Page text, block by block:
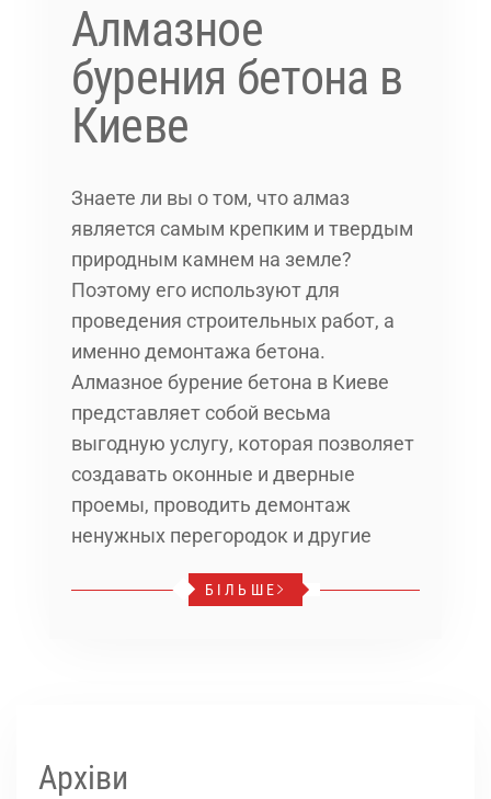
Алмазное
бурения бетона в
Киеве
Знаете ли вы о том, что алмаз
является самым крепким и твердым
природным камнем на земле?
Поэтому его используют для
проведения строительных работ, а
именно демонтажа бетона.
Алмазное бурение бетона в Киеве
представляет собой весьма
выгодную услугу, которая позволяет
создавать оконные и дверные
проемы, проводить демонтаж
ненужных перегородок и другие
БІЛЬШЕ
Архіви